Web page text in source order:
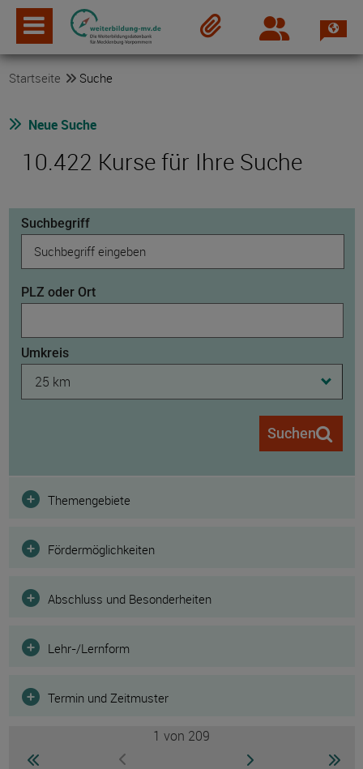
Login
Startseite Suche
Neue Suche
10.422 Kurse für Ihre Suche
Suchbegriff
PLZ oder Ort
Umkreis
25 km
Suchen
Filter
Themengebiete
Fördermöglichkeiten
Abschluss und Besonderheiten
Lehr-/Lernform
Termin und Zeitmuster
zur ersten Seite wechselnzur vorherigen Seite wechseln
Seite
1 von 209
zur nächsten Seite
zur